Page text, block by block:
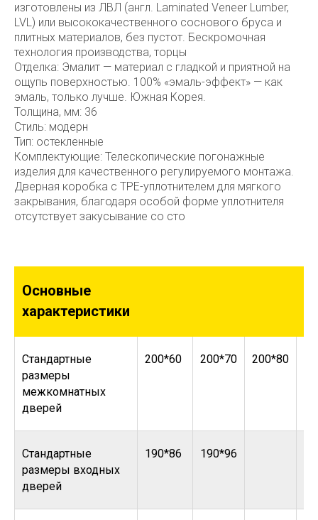
изготовлены из ЛВЛ (англ. Laminated Veneer Lumber,
LVL) или высококачественного соснового бруса и
плитных материалов, без пустот. Бескромочная
технология производства, торцы
Отделка: Эмалит — материал с гладкой и приятной на
ощупь поверхностью. 100% «эмаль-эффект» — как
эмаль, только лучше. Южная Корея.
Толщина, мм: 36
Стиль: модерн
Тип: остекленные
Комплектующие: Телескопические погонажные
изделия для качественного регулируемого монтажа.
Дверная коробка с TPE-уплотнителем для мягкого
закрывания, благодаря особой форме уплотнителя
отсутствует закусывание со сто
Основные
характеристики
Стандартные
размеры
межкомнатных
дверей
200*60 200*70 200*80
Стандартные
размеры входных
дверей
190*86 190*96